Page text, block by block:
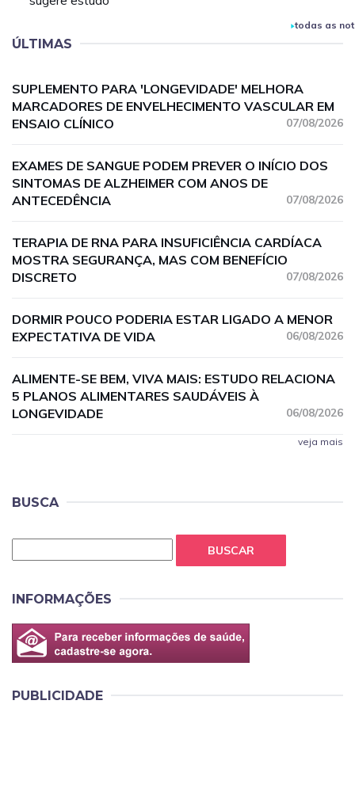
todas as
ÚLTIMAS
SUPLEMENTO PARA 'LONGEVIDADE' MELHORA
MARCADORES DE ENVELHECIMENTO VASCULAR EM
ENSAIO CLÍNICO
07/08/2026
EXAMES DE SANGUE PODEM PREVER O INÍCIO DOS
SINTOMAS DE ALZHEIMER COM ANOS DE
ANTECEDÊNCIA
07/08/2026
TERAPIA DE RNA PARA INSUFICIÊNCIA CARDÍACA
MOSTRA SEGURANÇA, MAS COM BENEFÍCIO
DISCRETO
07/08/2026
DORMIR POUCO PODERIA ESTAR LIGADO A MENOR
EXPECTATIVA DE VIDA
06/08/2026
ALIMENTE-SE BEM, VIVA MAIS: ESTUDO RELACIONA
5 PLANOS ALIMENTARES SAUDÁVEIS À
LONGEVIDADE
06/08/2026
veja mais
BUSCA
BUSCAR
INFORMAÇÕES
PUBLICIDADE